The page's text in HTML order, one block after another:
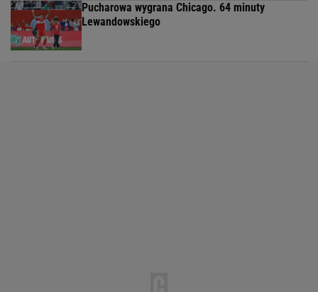
Pucharowa wygrana Chicago. 64 minuty
Lewandowskiego